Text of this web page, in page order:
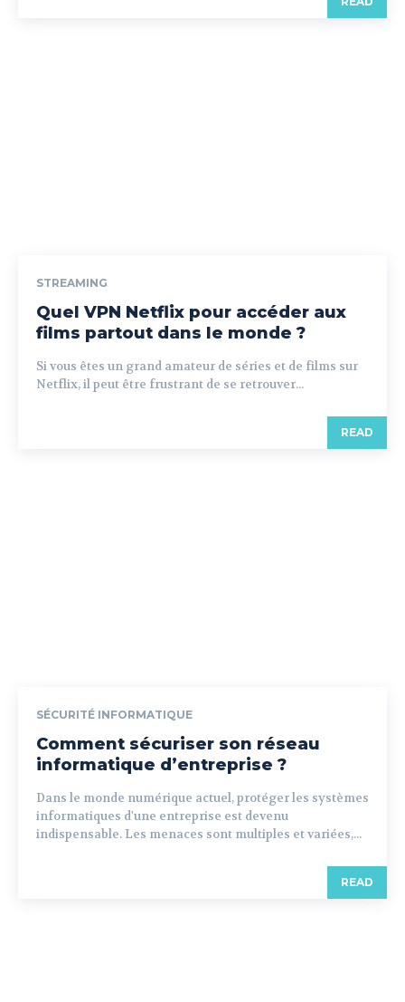
STREAMING
Quel VPN Netflix pour accéder aux
films partout dans le monde ?
Si vous êtes un grand amateur de séries et de films sur
Netflix, il peut être frustrant de se retrouver...
READ
SÉCURITÉ INFORMATIQUE
Comment sécuriser son réseau
informatique d’entreprise ?
Dans le monde numérique actuel, protéger les systèmes
informatiques d'une entreprise est devenu
indispensable. Les menaces sont multiples et variées,...
READ